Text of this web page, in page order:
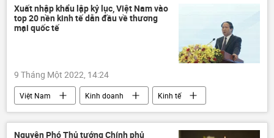
Bắc Triều Tiên
lệnh cấm vận
Báo chí thế giới
Xuất nhập khẩu lập kỷ lục, Việt Nam vào
top 20 nền kinh tế dẫn đầu về thương
mại quốc tế
9 Tháng Một 2022, 14:24
Việt Nam Kinh doanh
Kinh tế
FTA
Nguyên Phó Thủ tướng Chính phủ